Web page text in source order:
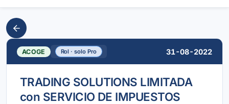
ACOGE Rol · solo Pro 31-08-2022
TRADING SOLUTIONS LIMITADA
con SERVICIO DE IMPUESTOS